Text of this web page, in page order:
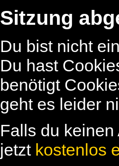
Sitzung
Du bist nicht
Du hast
benötigt
geht es leider
Falls du
jetzt kostenlos